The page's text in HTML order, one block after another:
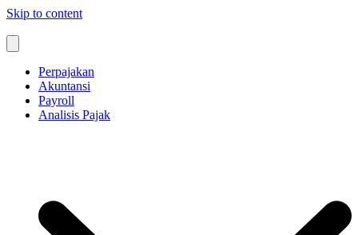
Skip to content
Perpajakan
Akuntansi
Payroll
Analisis Pajak